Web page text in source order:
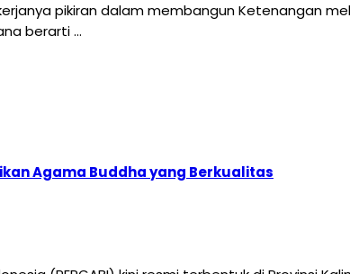
pikiran dalam membangun Ketenangan
berarti …
Agama Buddha yang Berkualitas